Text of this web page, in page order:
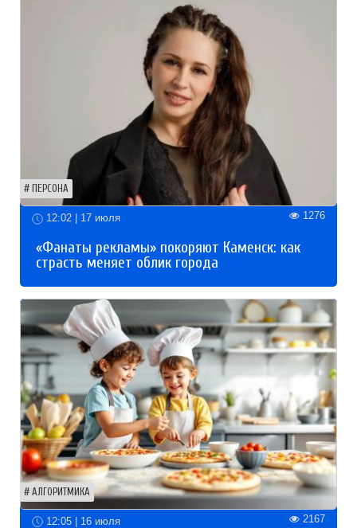
ПЕРСОНА
12:02 | 17 июля 1276
«Фанаты рекламы» покоряют Каменск: как
страсть меняет облик города
АЛГОРИТМИКА
12:05 | 16 июля 2167